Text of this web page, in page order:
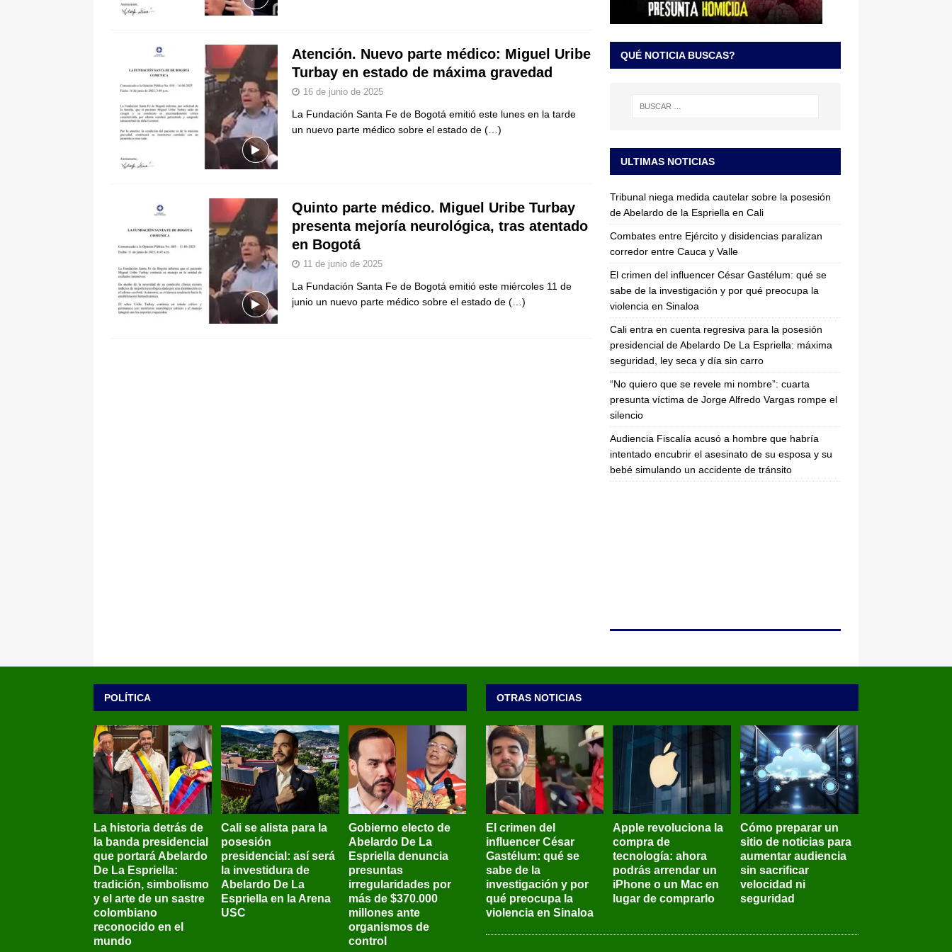
[ 5 de agosto de 2026 ] “No quiero que se revele mi nombre”: cuarta presunta víctima de Jorge Alfredo
Atención. Nuevo parte médico: Miguel Uribe
Turbay en estado de máxima gravedad
16 de junio de 2025
La Fundación Santa Fe de Bogotá emitió este lunes en la tarde
un nuevo parte médico sobre el estado de (…)
Quinto parte médico. Miguel Uribe Turbay
presenta mejoría neurológica, tras atentado
en Bogotá
11 de junio de 2025
La Fundación Santa Fe de Bogotá emitió este miércoles 11 de
junio un nuevo parte médico sobre el estado de (…)
QUÉ NOTICIA BUSCAS?
ULTIMAS NOTICIAS
Tribunal niega medida cautelar sobre la posesión
de Abelardo de la Espriella en Cali
Combates entre Ejército y disidencias paralizan
corredor entre Cauca y Valle
El crimen del influencer César Gastélum: qué se
sabe de la investigación y por qué preocupa la
violencia en Sinaloa
Cali entra en cuenta regresiva para la posesión
presidencial de Abelardo De La Espriella: máxima
seguridad, ley seca y día sin carro
“No quiero que se revele mi nombre”: cuarta
presunta víctima de Jorge Alfredo Vargas rompe el
silencio
Audiencia Fiscalía acusó a hombre que habría
intentado encubrir el asesinato de su esposa y su
bebé simulando un accidente de tránsito
POLÍTICA
La historia detrás de
la banda presidencial
que portará Abelardo
De La Espriella:
tradición, simbolismo
y el arte de un sastre
colombiano
reconocido en el
mundo
Cali se alista para la
posesión
presidencial: así será
la investidura de
Abelardo De La
Espriella en la Arena
USC
Gobierno electo de
Abelardo De La
Espriella denuncia
presuntas
irregularidades por
más de $370.000
millones ante
organismos de
control
OTRAS NOTICIAS
El crimen del
influencer César
Gastélum: qué se
sabe de la
investigación y por
qué preocupa la
violencia en Sinaloa
Apple revoluciona la
compra de
tecnología: ahora
podrás arrendar un
iPhone o un Mac en
lugar de comprarlo
Cómo preparar un
sitio de noticias para
aumentar audiencia
sin sacrificar
velocidad ni
seguridad